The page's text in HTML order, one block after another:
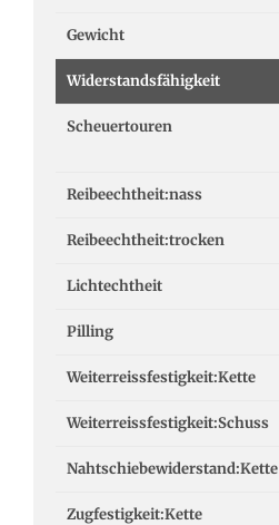
Gewicht
Widerstandsfähigkeit
Scheuertouren
Reibeechtheit:nass
Reibeechtheit:trocken
Lichtechtheit
Pilling
Weiterreissfestigkeit:Kette
Weiterreissfestigkeit:Schuss
Nahtschiebewiderstand:Kette
Zugfestigkeit:Kette